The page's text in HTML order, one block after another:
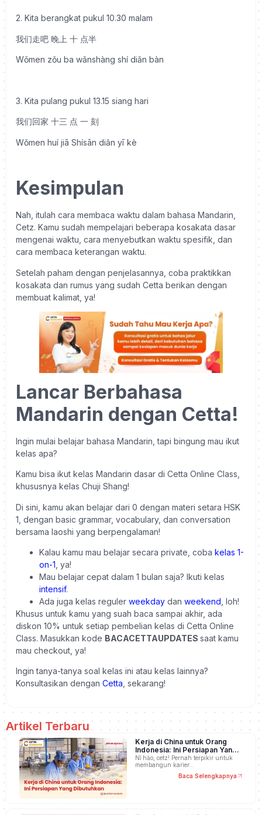
2. Kita berangkat pukul 10.30 malam
我们走吧 晚上 十 点半
Wǒmen zǒu ba wǎnshàng shí diǎn bàn
3. Kita pulang pukul 13.15 siang hari
我们回家 十三 点 一 刻
Wǒmen huí jiā Shísān diǎn yī kè
Kesimpulan
Nah, itulah cara membaca waktu dalam bahasa Mandarin,
Cetz. Kamu sudah mempelajari beberapa kosakata dasar
mengenai waktu, cara menyebutkan waktu spesifik, dan
cara membaca keterangan waktu.
Setelah paham dengan penjelasannya, coba praktikkan
kosakata dan rumus yang sudah Cetta berikan dengan
membuat kalimat, ya!
Lancar Berbahasa
Mandarin dengan Cetta!
Ingin mulai belajar bahasa Mandarin, tapi bingung mau ikut
kelas apa?
Kamu bisa ikut kelas Mandarin dasar di Cetta Online Class,
khususnya kelas Chuji Shang!
Di sini, kamu akan belajar dari 0 dengan materi setara HSK
1, dengan basic grammar, vocabulary, dan conversation
bersama laoshi yang berpengalaman!
Kalau kamu mau belajar secara private, coba kelas 1-
on-1 , ya!
Mau belajar cepat dalam 1 bulan saja? Ikuti kelas
intensif.
Ada juga kelas reguler weekday dan weekend , loh!
Khusus untuk kamu yang suah baca sampai akhir, ada
diskon 10% untuk setiap pembelian kelas di Cetta Online
Class. Masukkan kode BACACETTAUPDATES saat kamu
mau checkout, ya!
Ingin tanya-tanya soal kelas ini atau kelas lainnya?
Konsultasikan dengan Cetta, sekarang!
Artikel Terbaru
Kerja di China untuk Orang
Indonesia: Ini Persiapan Yang
Dibutuhkan
Nǐ hǎo, cetz! Pernah terpikir untuk
membangun karier…
Baca Selengkapnya